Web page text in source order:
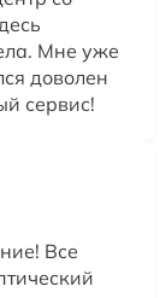
Мне уже
доволен
сервис!
Все